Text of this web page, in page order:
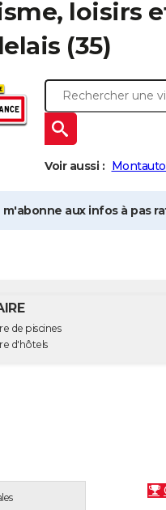
loisirs
(35)
Voir aussi :
m'abonne aux infos à pas
de piscines
d'hôtels